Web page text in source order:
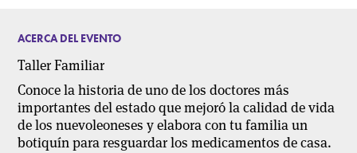
ACERCA DEL EVENTO
Taller Familiar
Conoce la historia de uno de los doctores más
importantes del estado que mejoró la calidad de vida
de los nuevoleoneses y elabora con tu familia un
botiquín para resguardar los medicamentos de casa.